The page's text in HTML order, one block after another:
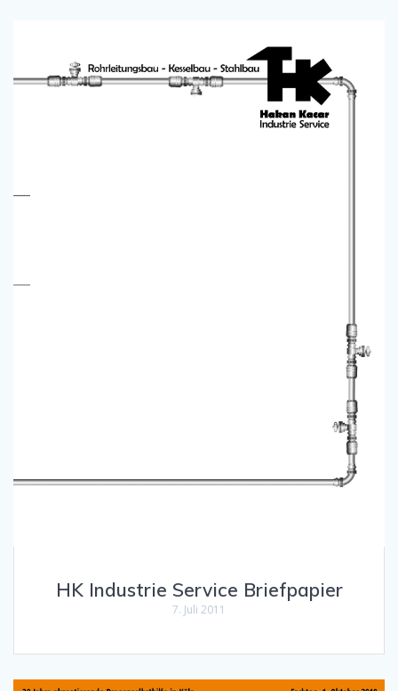
HK Industrie Service Briefpapier
7. Juli 2011